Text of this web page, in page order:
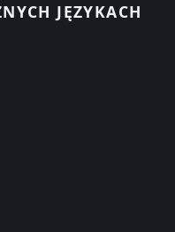
JĘZYKACH